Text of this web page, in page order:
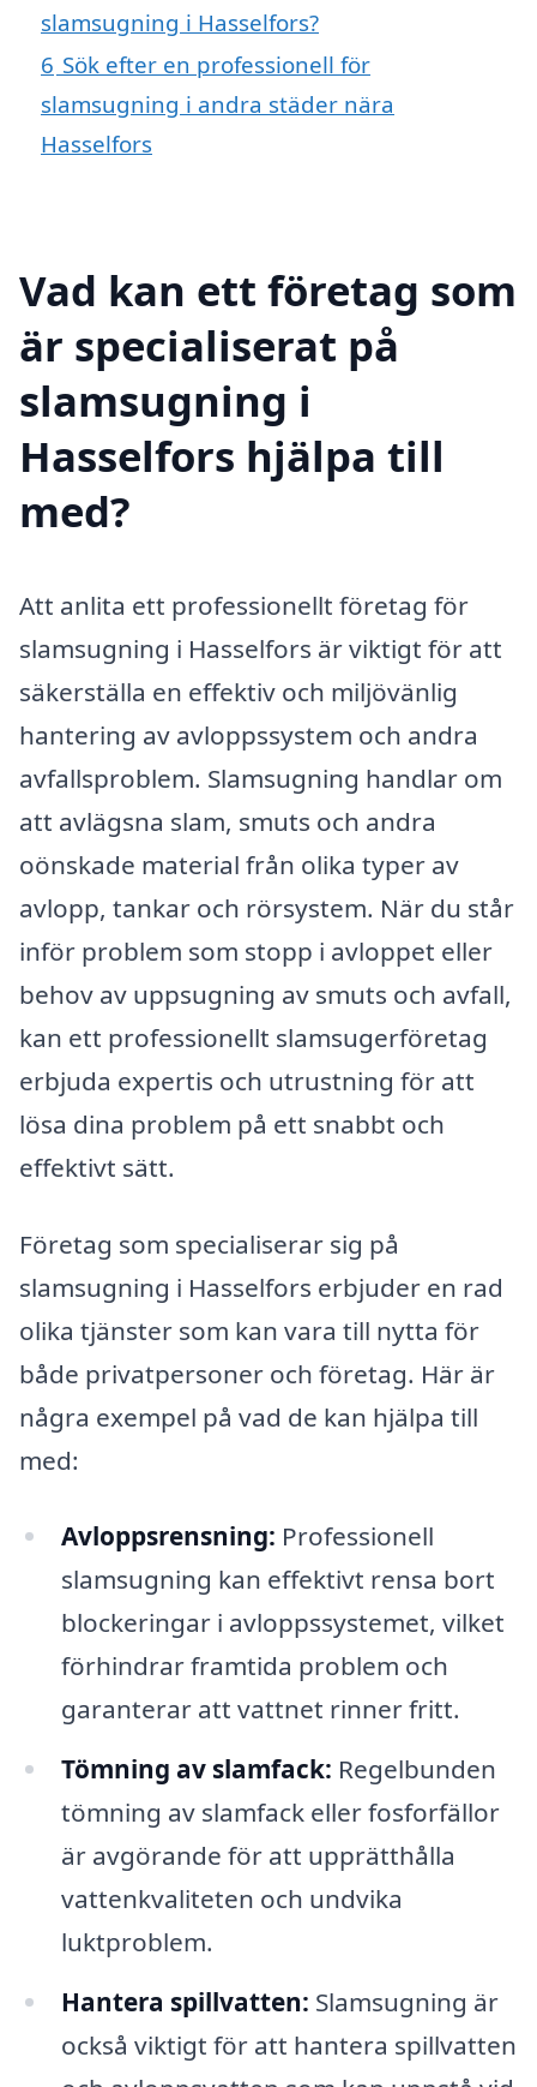
slamsugning i Hasselfors?
6 Sök efter en professionell för
slamsugning i andra städer nära
Hasselfors
Vad kan ett företag som
är specialiserat på
slamsugning i
Hasselfors hjälpa till
med?
Att anlita ett professionellt företag för
slamsugning i Hasselfors är viktigt för att
säkerställa en effektiv och miljövänlig
hantering av avloppssystem och andra
avfallsproblem. Slamsugning handlar om
att avlägsna slam, smuts och andra
oönskade material från olika typer av
avlopp, tankar och rörsystem. När du står
inför problem som stopp i avloppet eller
behov av uppsugning av smuts och avfall,
kan ett professionellt slamsugerföretag
erbjuda expertis och utrustning för att
lösa dina problem på ett snabbt och
effektivt sätt.
Företag som specialiserar sig på
slamsugning i Hasselfors erbjuder en rad
olika tjänster som kan vara till nytta för
både privatpersoner och företag. Här är
några exempel på vad de kan hjälpa till
med:
Avloppsrensning: Professionell
slamsugning kan effektivt rensa bort
blockeringar i avloppssystemet, vilket
förhindrar framtida problem och
garanterar att vattnet rinner fritt.
Tömning av slamfack: Regelbunden
tömning av slamfack eller fosforfällor
är avgörande för att upprätthålla
vattenkvaliteten och undvika
luktproblem.
Hantera spillvatten: Slamsugning är
också viktigt för att hantera spillvatten